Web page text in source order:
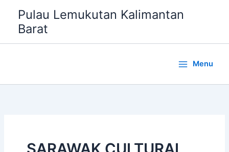
konten
Pulau Lemukutan Kalimantan
Barat
Menu